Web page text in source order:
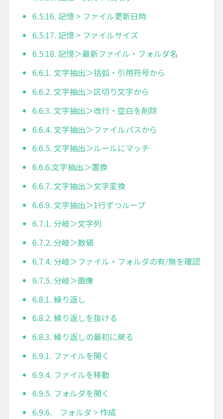
6.5.16. 記憶 > ファイル更新日時
6.5.17. 記憶 > ファイルサイズ
6.5.18. 記憶＞最新ファイル・フォルダ名
6.6.1. 文字抽出＞括弧・引用符号から
6.6.2. 文字抽出＞区切り文字から
6.6.3. 文字抽出＞改行・空白を削除
6.6.4. 文字抽出＞ファイルパスから
6.6.5. 文字抽出＞ルールにマッチ
6.6.6.文字抽出＞置換
6.6.7. 文字抽出＞文字変換
6.6.9. 文字抽出＞1行ずつループ
6.7.1. 分岐＞文字列
6.7.2. 分岐＞数値
6.7.4. 分岐＞ファイル・フォルダの有/無を確認
6.7.5. 分岐＞画像
6.8.1. 繰り返し
6.8.2. 繰り返しを抜ける
6.8.3. 繰り返しの最初に戻る
6.9.1. ファイルを開く
6.9.4. ファイルを移動
6.9.5. フォルダを開く
6.9.6. フォルダ > 作成